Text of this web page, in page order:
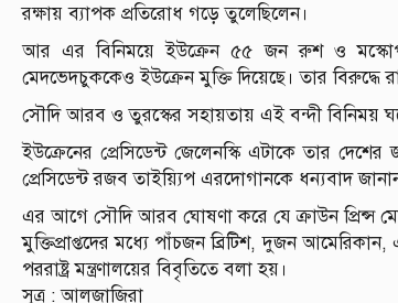
রক্ষায় ব্যাপক প্রতিরোধ গড়ে তুলেছিলেন।
আর এর বিনিময়ে ইউক্রেন ৫৫ জন রুশ ও
মেদভেদচুককেও ইউক্রেন মুক্তি দিয়েছে। তার বিরুদ্ধে
সৌদি আরব ও তুরস্কের সহায়তায় এই বন্দী বিনিময়
ইউক্রেনের প্রেসিডেন্ট জেলেনস্কি এটাকে তার
প্রেসিডেন্ট রজব তাইয়্যিপ এরদোগানকে ধন্যবাদ
এর আগে সৌদি আরব ঘোষণা করে যে ক্রাউন প্রিন্স
মুক্তিপ্রাপ্তদের মধ্যে পাঁচজন ব্রিটিশ, দুজন
পররাষ্ট্র মন্ত্রণালয়ের বিবৃতিতে বলা হয়।
সূত্র : আলজাজিরা